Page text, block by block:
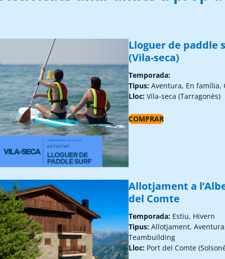
Lloguer de paddle
(Vila-seca)
Temporada:
Tipus: Aventura, En família,
Lloc: Vila-seca (Tarragonès)
COMPRAR
Allotjament a
del Comte
Temporada: Estiu, Hivern
Tipus: Allotjament,
Teambuilding
Lloc: Port del Comte